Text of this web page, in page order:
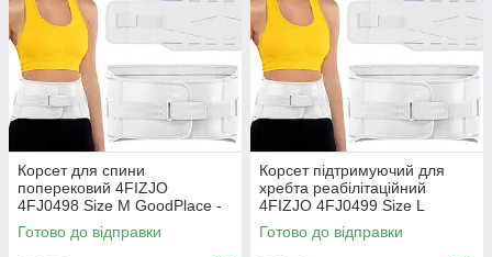
Корсет для спини
поперековий 4FIZJO
4FJ0498 Size M GoodPlace -
worry-free-shopping-
Готово до відправки
Корсет підтримуючий для
хребта реабілітаційний
4FIZJO 4FJ0499 Size L
GoodPlace -worry-free-
shopping-
Готово до відправки